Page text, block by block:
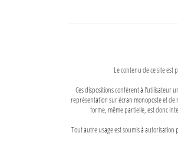
Le contenu de ce site
Ces dispositions confèrent à l'utilisateur
représentation sur écran monoposte et
forme, même partielle, est donc
Tout autre usage est soumis à